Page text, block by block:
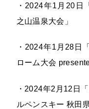
・2024年1月20日
之山温泉大会」
・2024年1月28日
ローム大会
・2024年2月12日
ルペンスキー 秋田